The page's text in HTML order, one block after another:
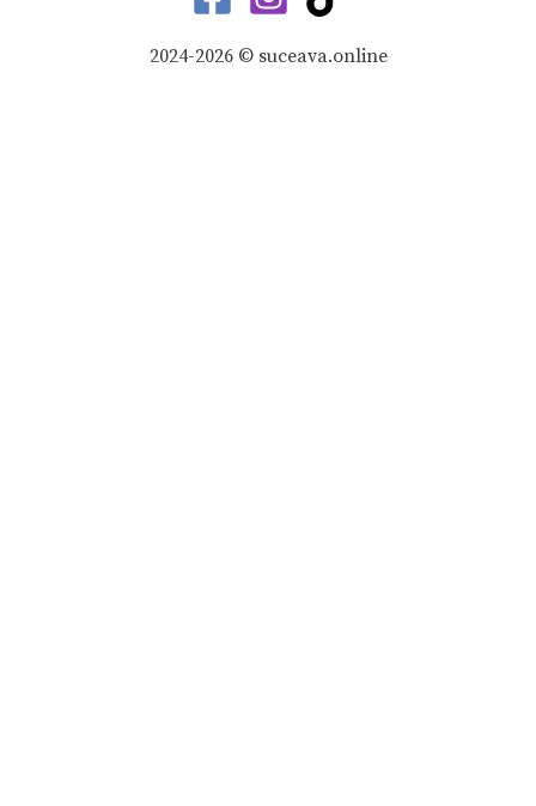
2024-2026 © suceava.online